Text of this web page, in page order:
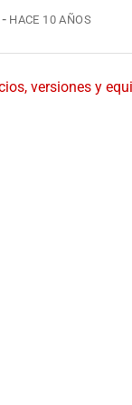
HACE 10 AÑOS